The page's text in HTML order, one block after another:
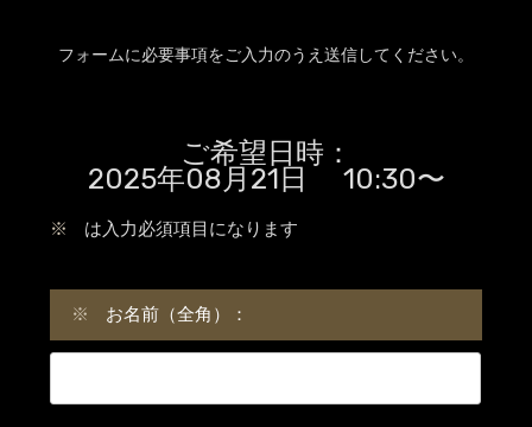
フォームに必要事項をご入力のうえ送信してください。
ご希望日時：
2025年08月21日 10:30〜
※ は入力必須項目になります
※ お名前（全角）：